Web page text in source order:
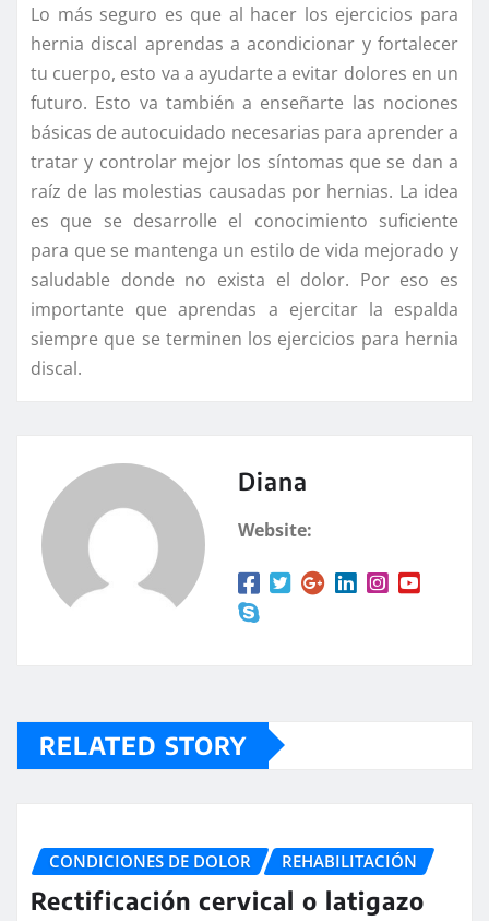
Lo más seguro es que al hacer los ejercicios para
hernia discal aprendas a acondicionar y fortalecer
tu cuerpo, esto va a ayudarte a evitar dolores en un
futuro. Esto va también a enseñarte las nociones
básicas de autocuidado necesarias para aprender a
tratar y controlar mejor los síntomas que se dan a
raíz de las molestias causadas por hernias. La idea
es que se desarrolle el conocimiento suficiente
para que se mantenga un estilo de vida mejorado y
saludable donde no exista el dolor. Por eso es
importante que aprendas a ejercitar la espalda
siempre que se terminen los ejercicios para hernia
discal.
Diana
Website:
RELATED STORY
CONDICIONES DE DOLOR REHABILITACIÓN
Rectificación cervical o latigazo